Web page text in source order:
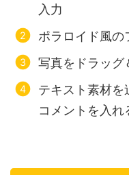
入力
ポラロイド風の
写真をドラッグ
テキスト素材を
コメントを入れ